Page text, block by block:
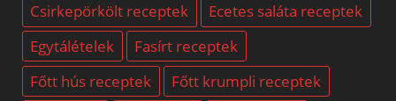
Csirkepörkölt receptek
Ecetes saláta receptek
Egytálételek
Fasírt receptek
Főtt hús receptek
Főtt krumpli receptek